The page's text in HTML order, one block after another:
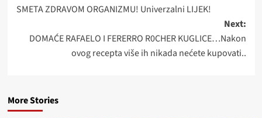
SMETA ZDRAVOM ORGANIZMU! Univerzalni LIJEK!
Next:
DOMAĆE RAFAELO I FERERRO R0CHER KUGLICE…Nakon
ovog recepta više ih nikada nećete kupovati..
More Stories